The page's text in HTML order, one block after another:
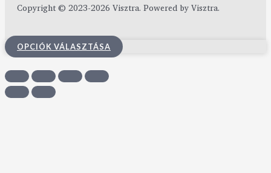
Copyright © 2023-2026 Visztra. Powered by Visztra.
OPCIÓK VÁLASZTÁSA